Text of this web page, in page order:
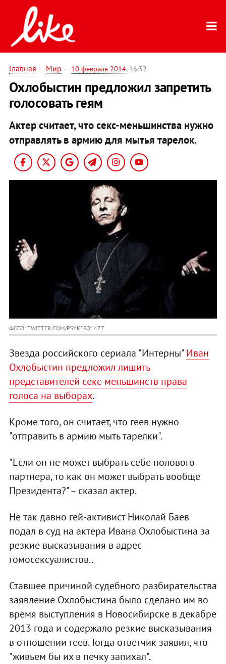
Главная — Мир — 10 февраля 2014, 16:32
Охлобыстин предложил запретить
голосовать геям
Актер считает, что секс-меньшинства нужно
отправлять в армию для мытья тарелок.
ФОТО: TWITTER.COM/PSYKERO1477
Звезда российского сериала "Интерны"Иван
Охлобыстин предложил лишить
представителей секс-меньшинств права
голоса на выборах.
Кроме того, он считает, что геев нужно
"отправить в армию мыть тарелки".
"Если он не может выбрать себе полового
партнера, то как он может выбрать вообще
Президента?" – сказал актер.
Не так давно гей-активист Николай Баев
подал в суд на актера Ивана Охлобыстина за
резкие высказывания в адрес
гомосексуалистов..
Ставшее причиной судебного разбирательства
заявление Охлобыстина было сделано им во
время выступления в Новосибирске в декабре
2013 года и содержало резкие высказывания
в отношении геев. Тогда ответчик заявил, что
"живьем бы их в печку запихал".